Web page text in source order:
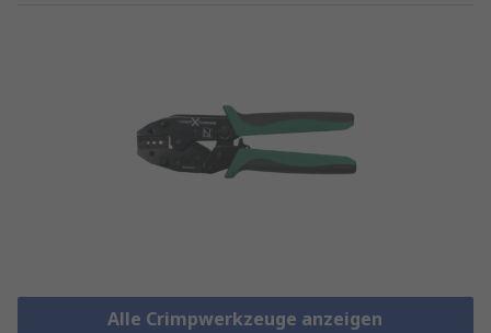
Alle Crimpwerkzeuge anzeigen